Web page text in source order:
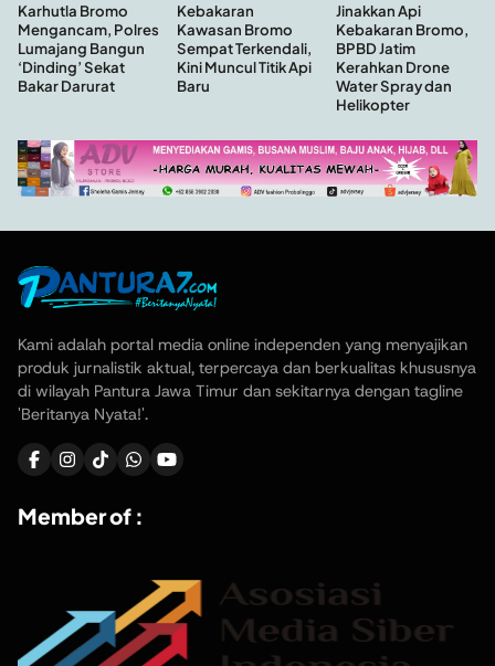
Karhutla Bromo
Mengancam, Polres
Lumajang Bangun
‘Dinding’ Sekat
Bakar Darurat
Kebakaran
Kawasan Bromo
Sempat Terkendali,
Kini Muncul Titik Api
Baru
Jinakkan Api
Kebakaran Bromo,
BPBD Jatim
Kerahkan Drone
Water Spray dan
Helikopter
Kami adalah portal media online independen yang menyajikan
produk jurnalistik aktual, terpercaya dan berkualitas khususnya
di wilayah Pantura Jawa Timur dan sekitarnya dengan tagline
'Beritanya Nyata!'.
Member of :